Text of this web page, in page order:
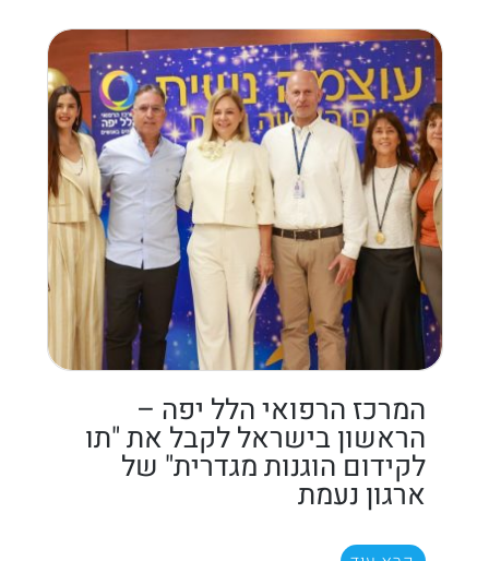
המרכז הרפואי הלל יפה –
הראשון בישראל לקבל את "תו
לקידום הוגנות מגדרית" של
ארגון נעמת